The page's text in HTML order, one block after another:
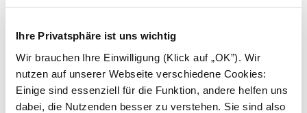
Ihre Privatsphäre ist uns wichtig
Wir brauchen Ihre Einwilligung (Klick auf „OK”). Wir
nutzen auf unserer Webseite verschiedene Cookies:
Einige sind essenziell für die Funktion, andere helfen uns
dabei, die Nutzenden besser zu verstehen. Sie sind also